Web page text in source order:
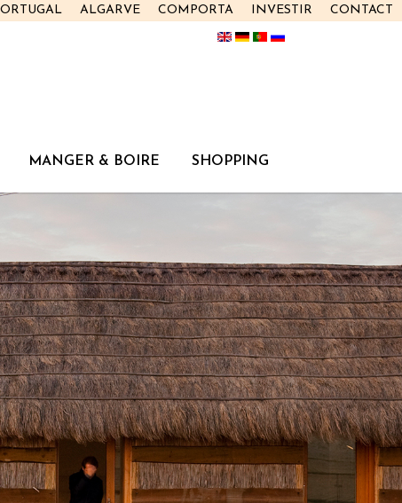
CONTACT
INVESTIR
COMPORTA
ALGARVE
MANGER & BOIRE SHOPPING